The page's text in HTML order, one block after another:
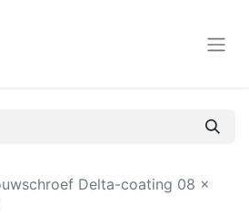
Delta-coating 08 x